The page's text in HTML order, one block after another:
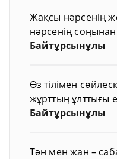
Жақсы нәрсенің
нәрсенің соңынан
Байтұрсынұлы
Өз тілімен
жұрттың ұлттығы
Байтұрсынұлы
Тән мен жан –